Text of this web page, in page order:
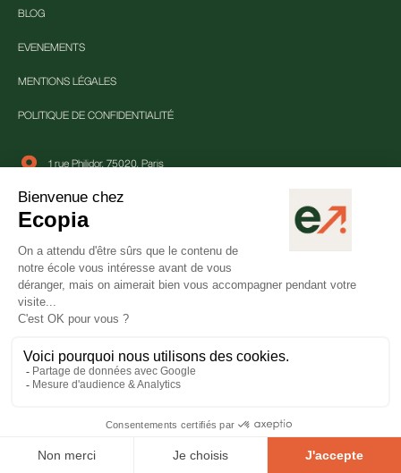
BLOG
EVENEMENTS
MENTIONS LÉGALES
POLITIQUE DE CONFIDENTIALITÉ
1 rue Philidor, 75020, Paris
01 84 80 25 33
contact@ecopia-school.com
Suivre Ecopia
Dernière mise à jour du site : 08 novembre 2024